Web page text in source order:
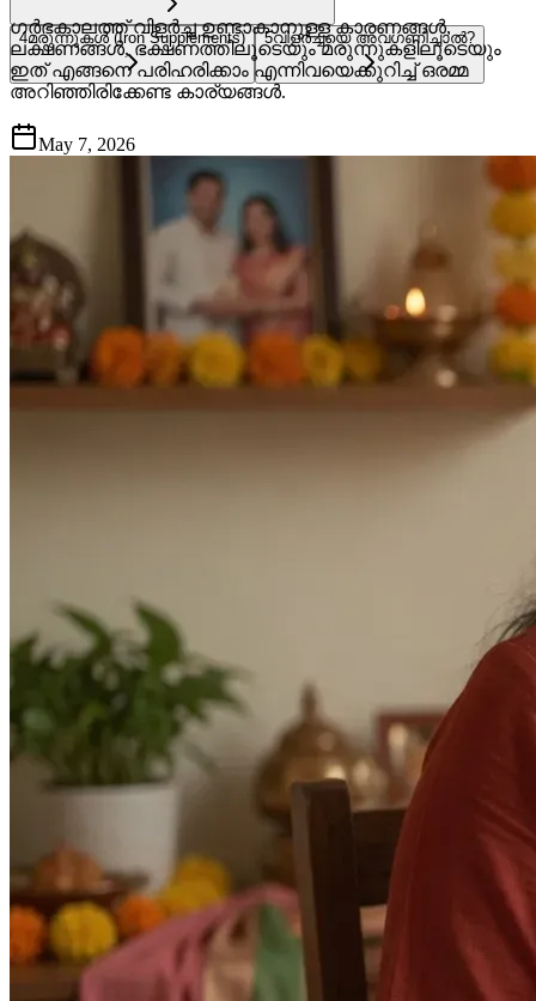
4മരുന്നുകൾ (Iron Supplements) 5വിളർച്ചയെ അവഗണിച്ചാൽ?
ഗർഭകാലത്ത് വിളർച്ച ഉണ്ടാകാനുള്ള കാരണങ്ങൾ,
ലക്ഷണങ്ങൾ, ഭക്ഷണത്തിലൂടെയും മരുന്നുകളിലൂടെയും
ഇത് എങ്ങനെ പരിഹരിക്കാം എന്നിവയെക്കുറിച്ച് ഒരമ്മ
അറിഞ്ഞിരിക്കേണ്ട കാര്യങ്ങൾ.
May 7, 2026